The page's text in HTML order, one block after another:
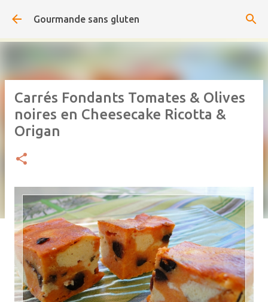
Accéder au contenu principal
Gourmande sans gluten
Carrés Fondants Tomates & Olives
noires en Cheesecake Ricotta &
Origan